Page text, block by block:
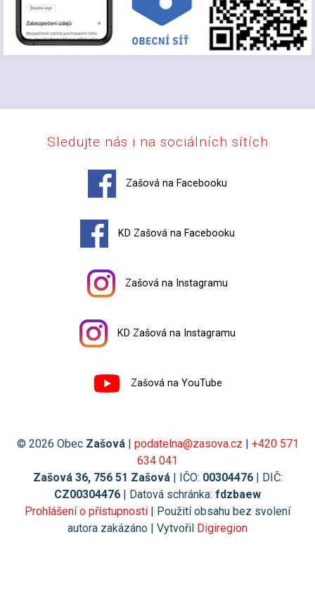
Sledujte nás i na sociálních sítích
Zašová na Facebooku
KD Zašová na Facebooku
Zašová na Instagramu
KD Zašová na Instagramu
Zašová na YouTube
© 2026 Obec Zašová | podatelna@zasova.cz | +420 571
634 041
Zašová 36, 756 51 Zašová | IČO: 00304476| DIČ:
CZ00304476 | Datová schránka: fdzbaew
Prohlášení o přístupnosti | Použití obsahu bez svolení
autora zakázáno | Vytvořil Digiregion